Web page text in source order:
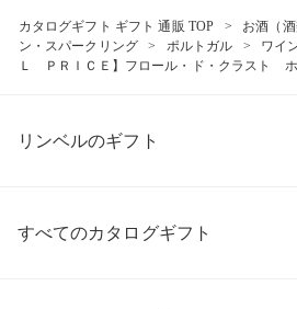
カタログギフト ギフト 通販 TOP お酒（酒
ン・スパークリング
ポルトガル
ワイ
Ｌ ＰＲＩＣＥ】フロール・ド・クラスト ホ
リンベルのギフト
すべてのカタログギフト